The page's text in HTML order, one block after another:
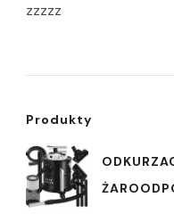
zzzzz
Produkty